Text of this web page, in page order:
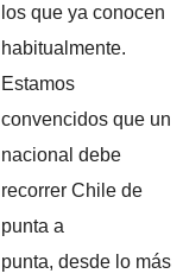
los que ya conocen
habitualmente.
Estamos
convencidos que un
nacional debe
recorrer Chile de
punta a
punta, desde lo más